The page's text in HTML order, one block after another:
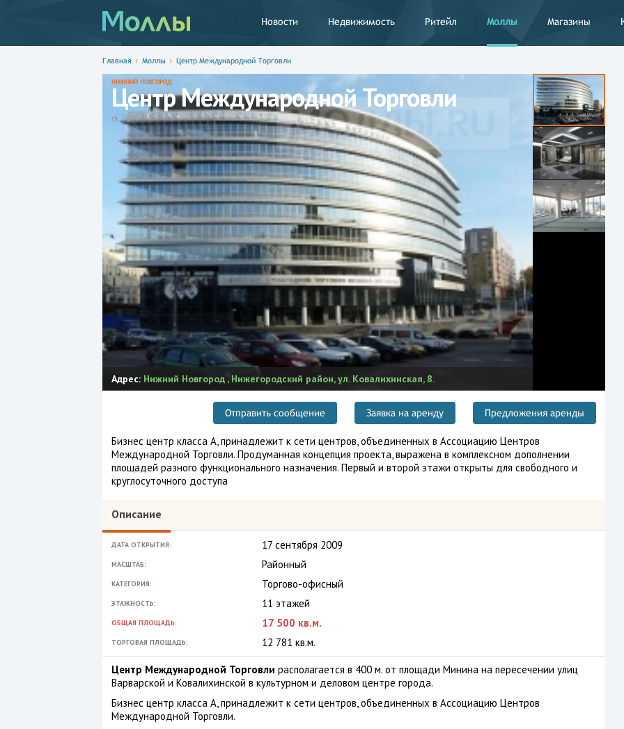
Новости Недвижимость Ритейл Моллы Магазины
Главная Моллы Центр Международной Торговли
НИЖНИЙ НОВГОРОД
Центр Международной Торговли
08:00 -18:00
Адрес: Нижний Новгород,Нижегородский район, ул. Ковалихинская, 8.
Отправить сообщение Заявка на аренду Предложения аренды
Бизнес центр класса А, принадлежит к сети центров, объединенных в Ассоциацию Центров
Международной Торговли. Продуманная концепция проекта, выражена в комплексном дополнении
площадей разного функционального назначения. Первый и второй этажи открыты для свободного и
круглосуточного доступа
Описание
ДАТА ОТКРЫТИЯ: 17 сентября 2009
МАСШТАБ: Районный
КАТЕГОРИЯ: Торгово-офисный
ЭТАЖНОСТЬ: 11 этажей
ОБЩАЯ ПЛОЩАДЬ: 17 500 кв.м.
ТОРГОВАЯ ПЛОЩАДЬ: 12 781 кв.м.
Центр Международной Торговли располагается в 400 м. от площади Минина на пересечении улиц
Варварской и Ковалихинской в культурном и деловом центре города.
Бизнес центр класса А, принадлежит к сети центров, объединенных в Ассоциацию Центров
Международной Торговли.